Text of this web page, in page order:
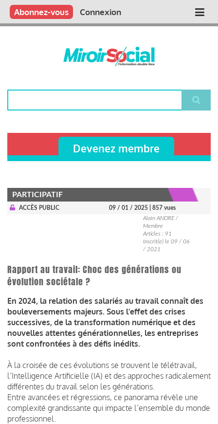
Aller
contenu
Main
Qui sommes nous ?
Vous publiez
Nous publions
Contactez-nous
Abonnez-vous Connexion
Devenez membre
PARTICIPATIF
ACCÈS PUBLIC 09 / 01 / 2025
| 857 vues
Alain ANDRE /
Membre
Articles : 91
Inscrit(e) le 09 / 06
/ 2021
Rapport au travail: Choc des générations ou
évolution sociétale ?
En 2024, la relation des salariés au travail connaît des
bouleversements majeurs. Sous l’effet des crises
successives, de la transformation numérique et des
nouvelles attentes générationnelles, les entreprises
sont confrontées à des défis inédits.
À la croisée de ces évolutions se trouvent le télétravail,
l’Intelligence Artificielle (IA) et des approches radicalement
différentes du travail selon les générations.
Entre avancées et régressions, ce panorama révèle une
complexité grandissante qui impacte l’ensemble du monde
professionnel.